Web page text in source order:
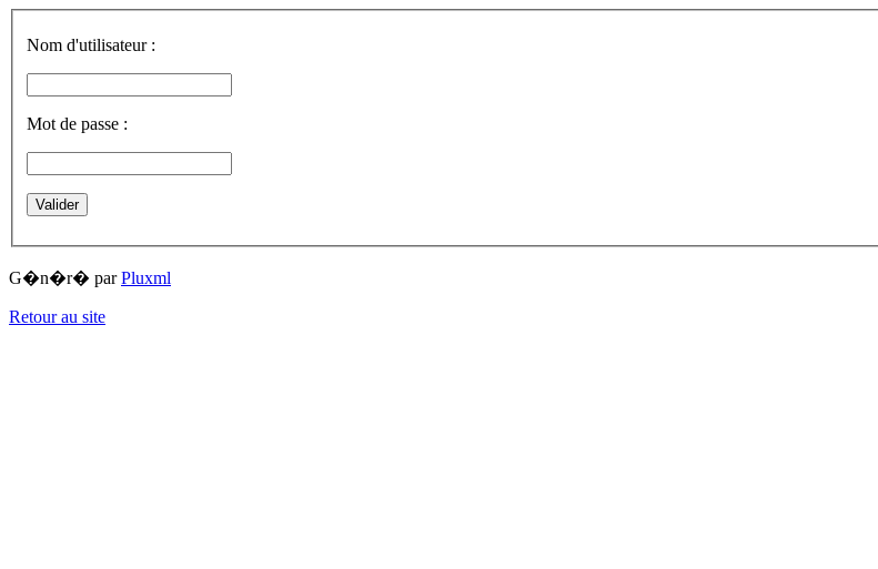
Nom d'utilisateur :
Mot de passe :
G�n�r� parPluxml
Retour au site